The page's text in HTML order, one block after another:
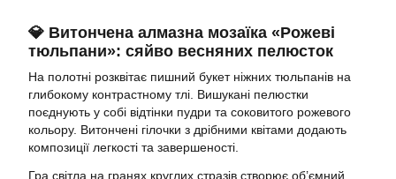
💎 Витончена алмазна мозаїка «Рожеві
тюльпани»: сяйво весняних пелюсток
На полотні розквітає пишний букет ніжних тюльпанів на
глибокому контрастному тлі. Вишукані пелюстки
поєднують у собі відтінки пудри та соковитого рожевого
кольору. Витончені гілочки з дрібними квітами додають
композиції легкості та завершеності.
Гра світла на гранях круглих стразів створює об’ємний